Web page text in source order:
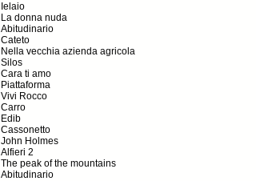
Ielaio
La donna nuda
Abitudinario
Cateto
Nella vecchia azienda agricola
Silos
Cara ti amo
Piattaforma
Vivi Rocco
Carro
Edib
Cassonetto
John Holmes
Alfieri 2
The peak of the mountains
Abitudinario